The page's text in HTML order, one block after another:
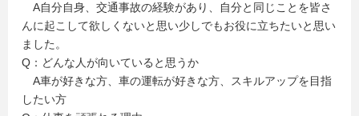
A自分自身、交通事故の経験があり、自分と同じことを皆さ
んに起こして欲しくないと思い少しでもお役に立ちたいと思い
ました。
Q：どんな人が向いていると思うか
A車が好きな方、車の運転が好きな方、スキルアップを目指
したい方